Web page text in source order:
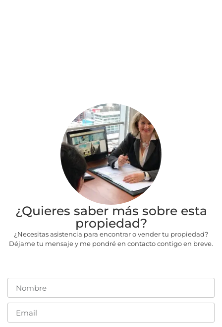
¿Quieres saber más sobre esta
propiedad?
¿Necesitas asistencia para encontrar o vender tu propiedad?
Déjame tu mensaje y me pondré en contacto contigo en breve.